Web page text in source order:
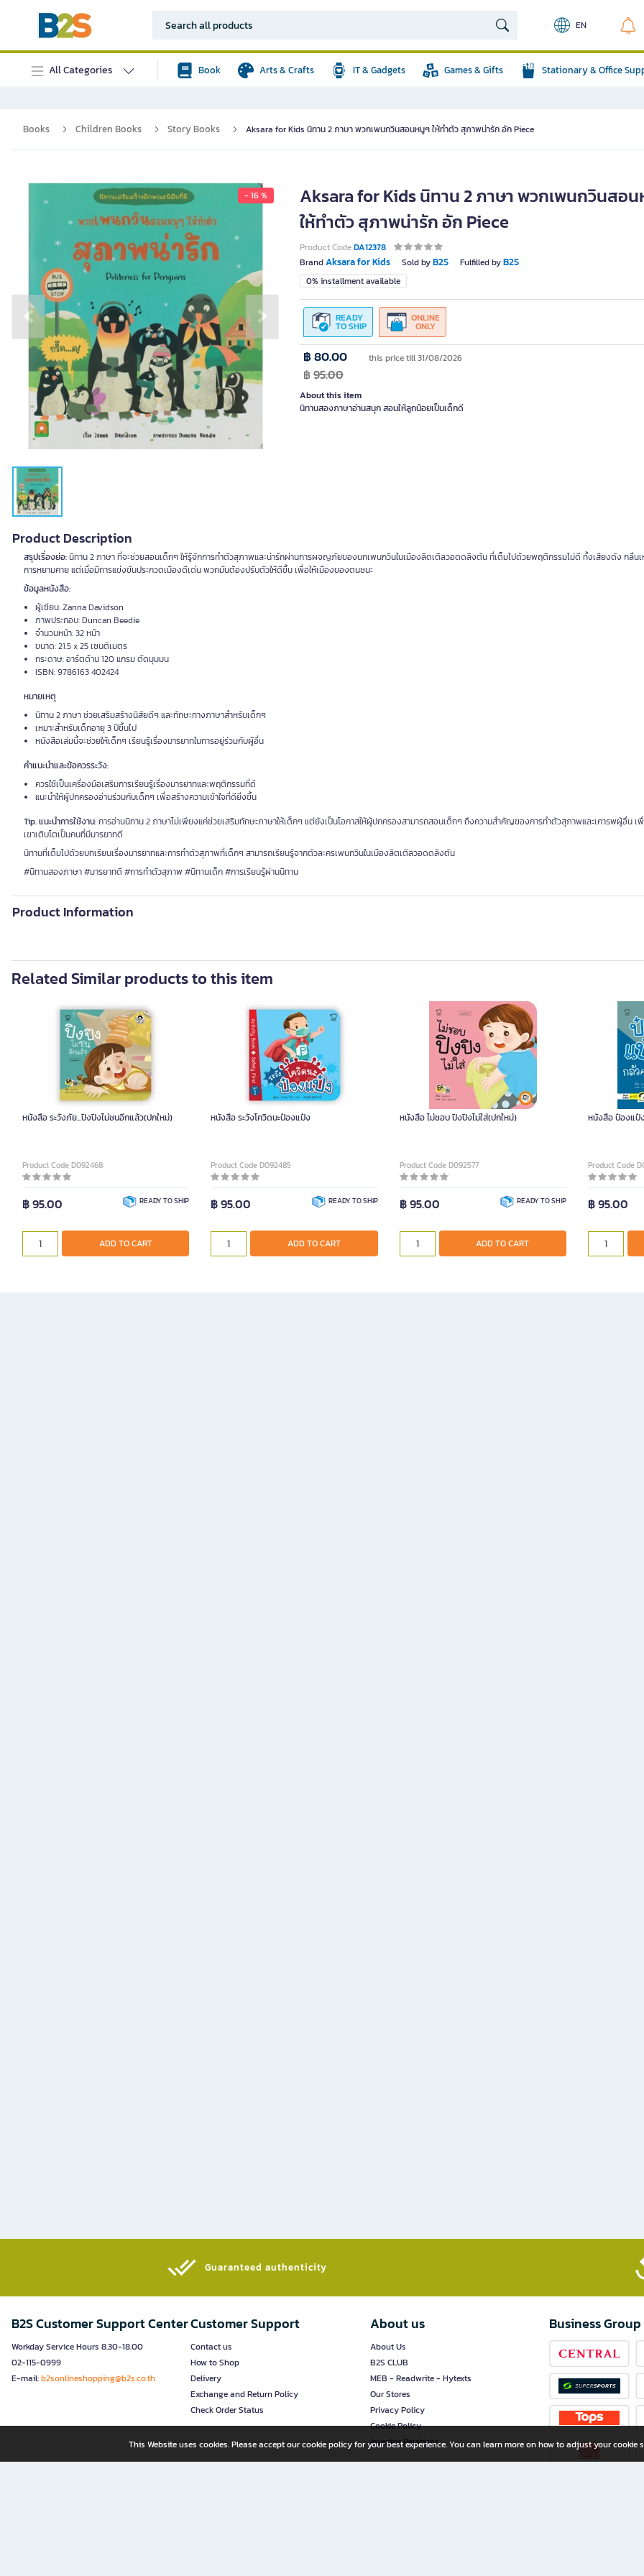
EN
All Categories Book Arts & Crafts IT & Gadgets Games & Gifts Stationary & Office
Books Children Books Story Books Aksara for Kids นิทาน 2 ภาษา พวกเพนกวินสอนหนูๆ ให้ทำตัว สุภาพน่ารัก อัก Piece
- 16 %
Previous slide Next slide
Aksara for Kids นิทาน 2 ภาษา พวกเพนกวินสอ
ให้ทำตัว สุภาพน่ารัก อัก Piece
Product CodeDA12378
BrandAksara for Kids Sold byB2S Fulfilled byB2S
0% installment available
READY
TO SHIP
ONLINE
ONLY
฿ 80.00 this price till 31/08/2026
฿95.00
About this item
นิทานสองภาษาอ่านสนุก สอนให้ลูกน้อยเป็นเด็กดี
Product Description
สรุปเรื่องย่อ:นิทาน 2 ภาษา ที่จะช่วยสอนเด็กๆ ให้รู้จักการทำตัวสุภาพและน่ารักผ่านการผจญภัยของนกเพนกวินในเมืองลิตเติลวอดดลิงตัน ที่เต็มไปด้วยพฤติกรรมไม่ดี ทั้งเสียงดัง กลิ่นเ
การหยามคาย แต่เมื่อมีการแข่งขันประกวดเมืองดีเด่น พวกมันต้องปรับตัวให้ดีขึ้น เพื่อให้เมืองของตนชนะ
ข้อมูลหนังสือ:
ผู้เขียน: Zanna Davidson
ภาพประกอบ: Duncan Beedie
จำนวนหน้า: 32 หน้า
ขนาด: 21.5 x 25 เซนติเมตร
กระดาษ: อาร์ตด้าน 120 แกรม ตัดมุมมน
ISBN: 9786163 402424
หมายเหตุ
นิทาน 2 ภาษา ช่วยเสริมสร้างนิสัยดีๆ และทักษะทางภาษาสำหรับเด็กๆ
เหมาะสำหรับเด็กอายุ 3 ปีขึ้นไป
หนังสือเล่มนี้จะช่วยให้เด็กๆ เรียนรู้เรื่องมารยาทในการอยู่ร่วมกับผู้อื่น
คำแนะนำและข้อควรระวัง:
ควรใช้เป็นเครื่องมือเสริมการเรียนรู้เรื่องมารยาทและพฤติกรรมที่ดี
แนะนำให้ผู้ปกครองอ่านร่วมกับเด็กๆ เพื่อสร้างความเข้าใจที่ดียิ่งขึ้น
Tip. แนะนำการใช้งาน:การอ่านนิทาน 2 ภาษาไม่เพียงแค่ช่วยเสริมทักษะภาษาให้เด็กๆ แต่ยังเป็นโอกาสให้ผู้ปกครองสามารถสอนเด็กๆ ถึงความสำคัญของการทำตัวสุภาพและเคารพผู้อื่น เ
เขาเติบโตเป็นคนที่มีมารยาทดี
นิทานที่เต็มไปด้วยบทเรียนเรื่องมารยาทและการทำตัวสุภาพที่เด็กๆ สามารถเรียนรู้จากตัวละครเพนกวินในเมืองลิตเติลวอดดลิงตัน
#นิทานสองภาษา #มารยาทดี #การทำตัวสุภาพ #นิทานเด็ก #การเรียนรู้ผ่านนิทาน
Product Information
Related Similar products to this item
หนังสือ ระวังภัย...ปิงปิงไม่ซนอีกแล้ว(ปกใหม่)
Product Code D092468
฿ 95.00 READY TO SHIP
ADD TO CART
หนังสือ ระวังโควิดนะป๋องแป๋ง
Product Code D092485
฿ 95.00 READY TO SHIP
ADD TO CART
หนังสือ ไม่ชอบ ปิงปิงไม่ใส่(ปกใหม่)
Product Code D092577
฿ 95.00 READY TO SHIP
ADD TO CART
หนังสือ ป๋องแป๋
Product Code
฿ 95.00
Guaranteed authenticity​
B2S Customer Support Center
Workday Service Hours 8.30-18.00
02-115-0999
E-mail:b2sonlineshopping@b2s.co.th
Customer Support
Contact us
How to Shop
Delivery
Exchange and Return Policy
Check Order Status
About us
About Us
B2S CLUB
MEB - Readwrite - Hytexts
Our Stores
Privacy Policy
Cookie Policy
Investor Relations
Business Group
This Website uses cookies. Please accept our cookie policy for your best experience. You can learn more on how to adjust your cookie